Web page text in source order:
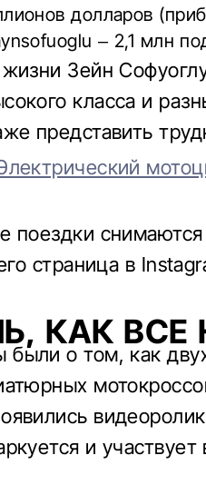
долларов
– 2,1 млн
Зейн
класса и
представить
поездки
страница в
КАК ВСЕ
о том, как
и